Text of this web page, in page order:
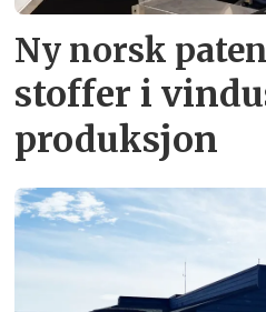
Ny norsk
stoffer i
produksjon